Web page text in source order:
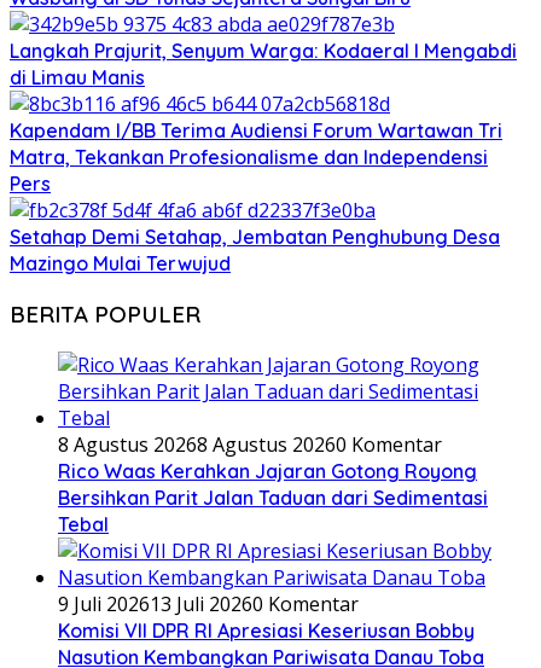
‎Langkah Prajurit, Senyum Warga: Kodaeral I Mengabdi
di Limau Manis
Kapendam I/BB Terima Audiensi Forum Wartawan Tri
Matra, Tekankan Profesionalisme dan Independensi
Pers
Setahap Demi Setahap, Jembatan Penghubung Desa
Mazingo Mulai Terwujud
BERITA POPULER
8 Agustus 20268 Agustus 20260 Komentar
Rico Waas Kerahkan Jajaran Gotong Royong
Bersihkan Parit Jalan Taduan dari Sedimentasi
Tebal
9 Juli 202613 Juli 20260 Komentar
Komisi VII DPR RI Apresiasi Keseriusan Bobby
Nasution Kembangkan Pariwisata Danau Toba